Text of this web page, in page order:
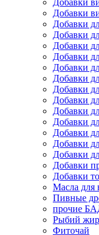
Добавки
Добавки
Добавки
Добавки
Добавки
Добавки
Добавки
Добавки
Добавки
Добавки
Добавки
Добавки
Добавки
Добавки
Добавки
Добавки
Добавки
Масла для
Пивные
прочие
Рыбий
Фиточай